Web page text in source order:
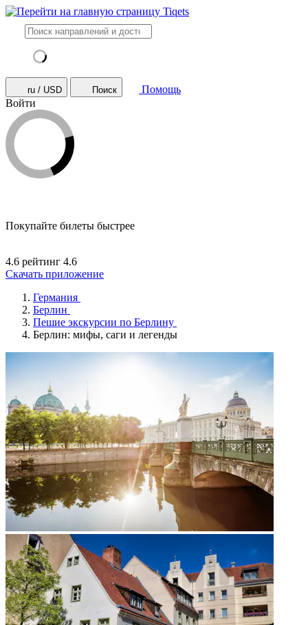
ru / USD Поиск
Помощь
Войти
Покупайте билеты быстрее
4.6 рейтинг 4.6
Скачать приложение
Германия
Берлин
Пешие экскурсии по Берлину
Берлин: мифы, саги и легенды